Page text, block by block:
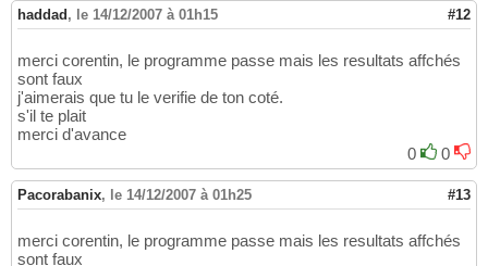
haddad , le 14/12/2007 à 01h15 #12
merci corentin, le programme passe mais les resultats affchés
sont faux
j'aimerais que tu le verifie de ton coté.
s'il te plait
merci d'avance
0
0
Pacorabanix, le 14/12/2007 à 01h25 #13
merci corentin, le programme passe mais les resultats affchés
sont faux